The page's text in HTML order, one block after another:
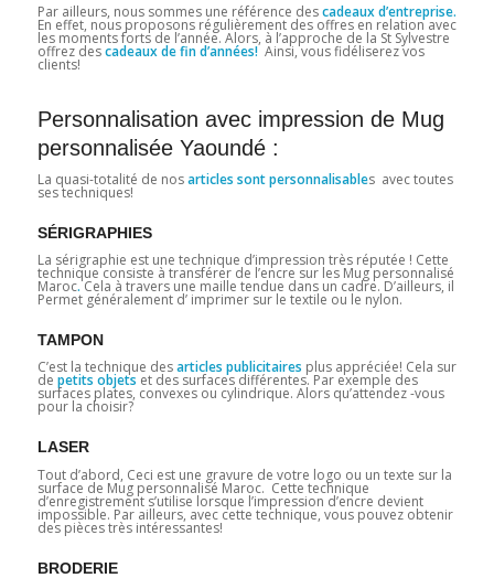
Par ailleurs, nous sommes une référence descadeaux d’entreprise.
En effet, nous proposons régulièrement des offres en relation avec
les moments forts de l’année. Alors, à l’approche de la St Sylvestre
offrez descadeaux de fin d’années!Ainsi, vous fidéliserez vos
clients!
Personnalisation avec impression de Mug
personnalisée Yaoundé :
La quasi-totalité de nosarticles sont personnalisables avec toutes
ses techniques!
SÉRIGRAPHIES
La sérigraphie est une technique d’impression très réputée ! Cette
technique consiste à transférer de l’encre sur les Mug personnalisé
Maroc.Cela à travers une maille tendue dans un cadre. D’ailleurs, il
Permet généralement d’ imprimer sur le textile ou le nylon.
TAMPON
C’est la technique desarticles publicitaires plus appréciée! Cela sur
de petits objets et des surfaces différentes. Par exemple des
surfaces plates, convexes ou cylindrique. Alors qu’attendez -vous
pour la choisir?
LASER
Tout d’abord, Ceci est une gravure de votre logo ou un texte sur la
surface de Mug personnalisé Maroc. Cette technique
d’enregistrement s’utilise lorsque l’impression d’encre devient
impossible. Par ailleurs, avec cette technique, vous pouvez obtenir
des pièces très intéressantes!
BRODERIE